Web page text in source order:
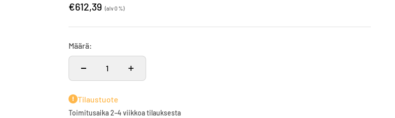
€612,39 (alv 0 %)
Määrä:
Tilaustuote
Toimitusaika 2–4 viikkoa tilauksesta